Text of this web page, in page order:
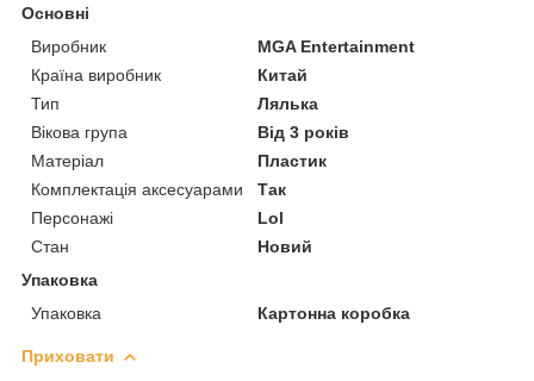
Основні
Виробник
MGA Entertainment
Країна виробник
Китай
Тип
Лялька
Вікова група
Від 3 років
Матеріал
Пластик
Комплектація аксесуарами
Так
Персонажі
Lol
Стан
Новий
Упаковка
Упаковка
Картонна коробка
Приховати